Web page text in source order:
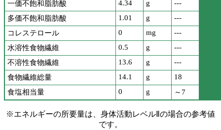
一価不飽和脂肪酸
4.34 g
---
多価不飽和脂肪酸
1.01 g
---
コレステロール
0 mg
---
水溶性食物繊維
0.5 g
---
不溶性食物繊維
13.6 g
---
食物繊維総量
14.1 g
18
食塩相当量
0 g ～7
※エネルギーの所要量は、身体活動レベルⅡの場合の参考値
です。